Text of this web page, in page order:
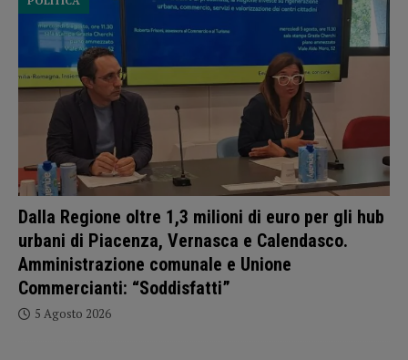
Dalla Regione oltre 1,3 milioni di euro per gli hub
urbani di Piacenza, Vernasca e Calendasco.
Amministrazione comunale e Unione
Commercianti: “Soddisfatti”
5 Agosto 2026